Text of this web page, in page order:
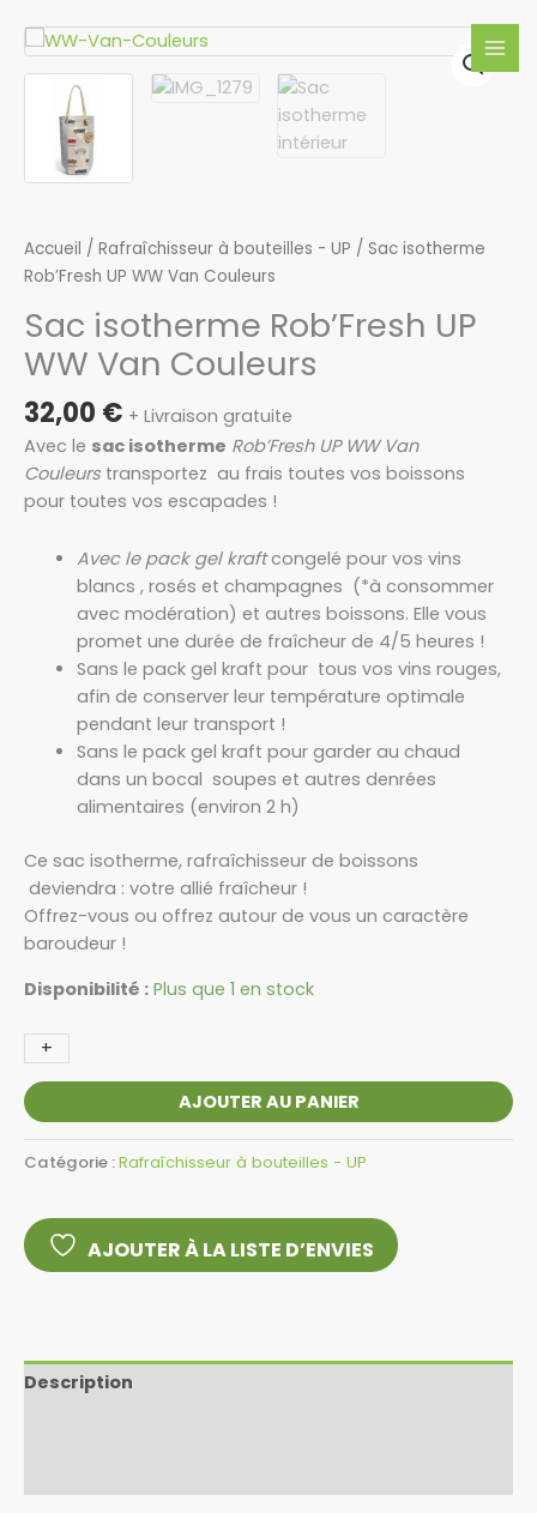
contenu
Accueil / Rafraîchisseur à bouteilles - UP / Sac isotherme
Rob’Fresh UP WW Van Couleurs
Sac isotherme Rob’Fresh UP
WW Van Couleurs
32,00 € + Livraison gratuite
Avec le sac isotherme Rob’Fresh UP WW Van
Couleurs transportez au frais toutes vos boissons
pour toutes vos escapades !
Avec le pack gel kraftcongelé pour vos vins
blancs , rosés et champagnes (*à consommer
avec modération) et autres boissons. Elle vous
promet une durée de fraîcheur de 4/5 heures !
Sans le pack gel kraft pour tous vos vins rouges,
afin de conserver leur température optimale
pendant leur transport !
Sans le pack gel kraft pour garder au chaud
dans un bocal soupes et autres denrées
alimentaires (environ 2 h)
Ce sac isotherme, rafraîchisseur de boissons
deviendra : votre allié fraîcheur !
Offrez-vous ou offrez autour de vous un caractère
baroudeur !
Disponibilité : Plus que 1 en stock
-
quantité
isotherme
Rob'Fresh
UP
Couleurs
+
AJOUTER AU PANIER
Catégorie :Rafraîchisseur à bouteilles - UP
AJOUTER À LA LISTE D’ENVIES
Description
isotherme
Rob'Fresh
UP
Couleurs